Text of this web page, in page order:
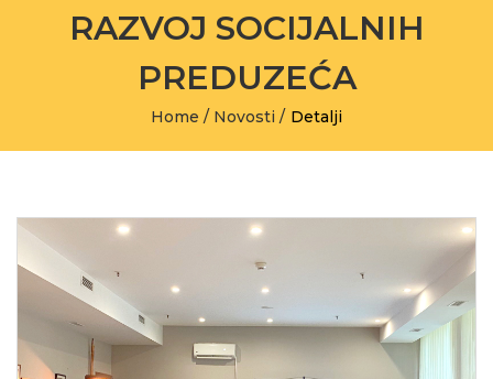
RAZVOJ SOCIJALNIH
PREDUZEĆA
Home / Novosti / Detalji